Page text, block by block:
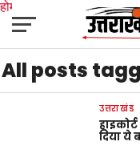
होम
उत्तराखंडअल्मोड़ाउत्तरकाशी
देहरादूननैनीताल पिथौरागढ़
मनोरंजन
All posts
उत्तराखंड
दिया ये